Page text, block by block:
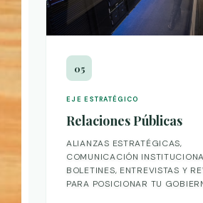
05
EJE ESTRATÉGICO
Relaciones Públicas
ALIANZAS ESTRATÉGICAS,
COMUNICACIÓN
BOLETINES, ENTREVISTAS Y
PARA POSICIONAR TU